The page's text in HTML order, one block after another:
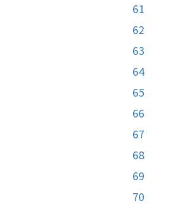
61
62
63
64
65
66
67
68
69
70